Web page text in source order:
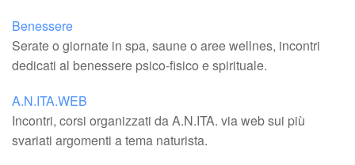
Benessere
Serate o giornate in spa, saune o aree wellnes, incontri
dedicati al benessere psico-fisico e spirituale.
A.N.ITA.WEB
Incontri, corsi organizzati da A.N.ITA. via web sui più
svariati argomenti a tema naturista.